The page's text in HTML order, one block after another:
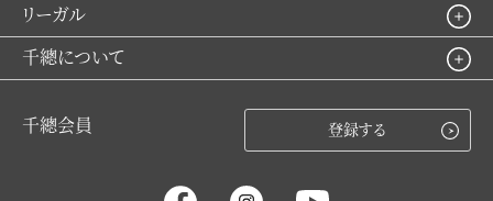
リーガル
千總について
千總会員 登録する